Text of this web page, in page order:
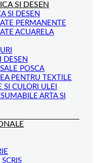
SI DESEN
SI DESEN
PERMANENTE
ACUARELA
DESEN
POSCA
PENTRU TEXTILE
SI CULORI ULEI
ARTA SI